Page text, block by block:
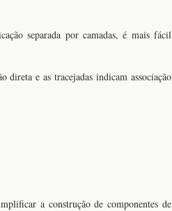
separada por camadas, é mais fácil
direta e as tracejadas indicam associação
a construção de componentes de